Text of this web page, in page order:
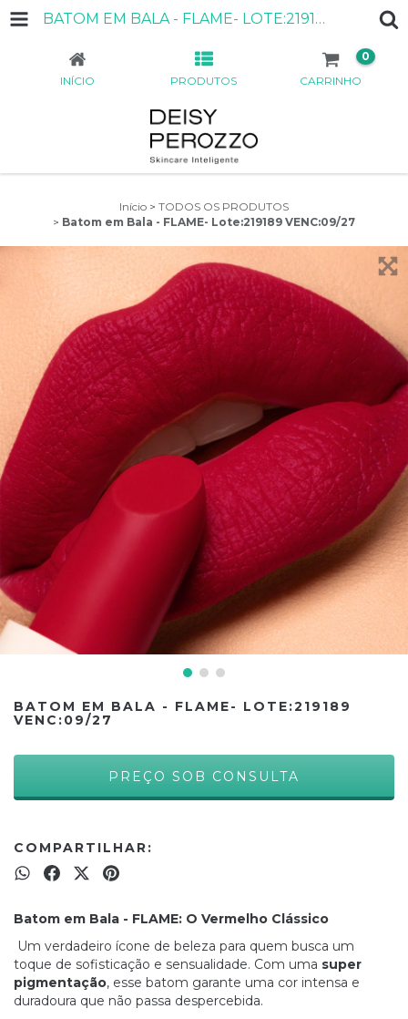
BATOM EM BALA - FLAME- LOTE:219189 VENC:09/27
INÍCIO PRODUTOS CARRINHO
0
Início > TODOS OS PRODUTOS
> Batom em Bala - FLAME- Lote:219189 VENC:09/27
BATOM EM BALA - FLAME- LOTE:219189
VENC:09/27
COMPARTILHAR:
Batom em Bala - FLAME: O Vermelho Clássico
Um verdadeiro ícone de beleza para quem busca um
toque de sofisticação e sensualidade. Com uma super
pigmentação, esse batom garante uma cor intensa e
duradoura que não passa despercebida.